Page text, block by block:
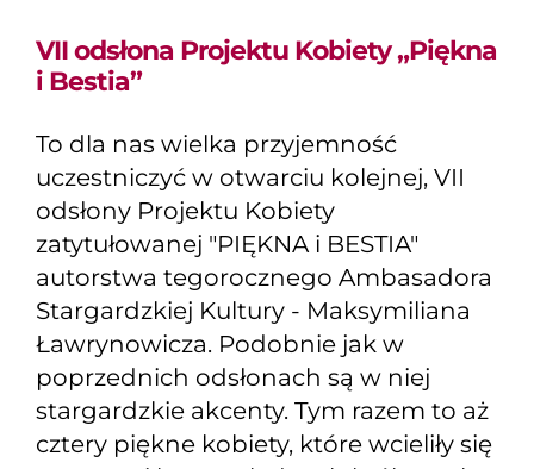
VII odsłona Projektu Kobiety „Piękna
i Bestia”
To dla nas wielka przyjemność
uczestniczyć w otwarciu kolejnej, VII
odsłony Projektu Kobiety
zatytułowanej "PIĘKNA i BESTIA"
autorstwa tegorocznego Ambasadora
Stargardzkiej Kultury - Maksymiliana
Ławrynowicza. Podobnie jak w
poprzednich odsłonach są w niej
stargardzkie akcenty. Tym razem to aż
cztery piękne kobiety, które wcieliły się